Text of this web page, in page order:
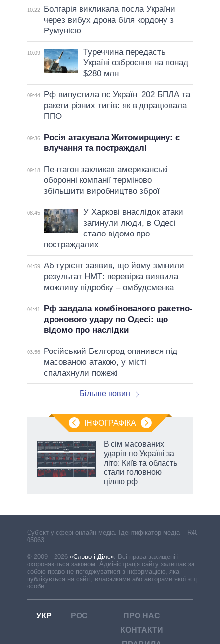
10:22
Болгарія викликала посла України
через вибух дрона біля кордону з
Румунією
10:09
Туреччина передасть
Україні озброєння на понад
$280 млн
09:44
Рф випустила по Україні 202 БПЛА та
ракети різних типів: як відпрацювала
ППО
09:36
Росія атакувала Житомирщину: є
влучання та постраждалі
09:18
Пентагон закликав американські
оборонні компанії терміново
збільшити виробництво зброї
08:45
У Харкові внаслідок атаки
загинули люди, в Одесі
стало відомо про
постраждалих
04:59 Абітурієнт заявив, що йому змінили
результат НМТ: перевірка виявила
можливу підробку – омбудсменка
04:41
Рф завдала комбінованого ракетно-
дронового удару по Одесі: що
відомо про наслідки
03:56
Російський Бєлгород опинився під
масованою атакою, у місті
спалахнули пожежі
Більше новин
ІНФОГРАФІКА
Вісім масованих
ударів по Україні за
літо: Київ та область
стали головною
ціллю рф
Cуб'єкт у сфері онлайн-медіа. Ідентифікатор медіа – R40-
05063
© 2009—2026 «Слово і Діло». Всі права захищені і
охороняються законом. Адміністрація сайту залишає за
собою право не погоджуватися з інформацією, яка
публікується на сайті, власниками або авторами якої є треті
особи.
УКР РОС
ПРО НАС
КОНТАКТИ